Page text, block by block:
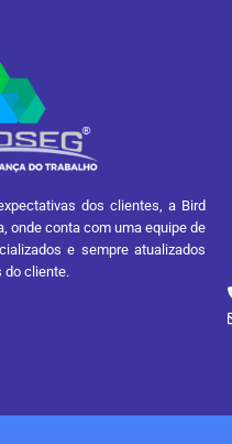
dos clientes, a Bird
onde conta com uma equipe de
e sempre atualizados
do cliente.